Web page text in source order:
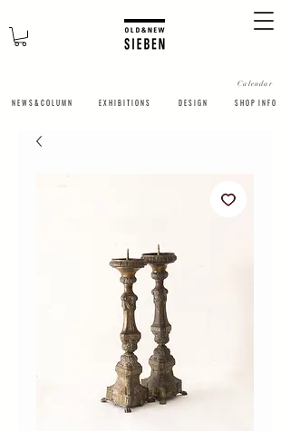
N E W S & C O L U M N
Calendar
​E X H I B I T I O N S D E S I G N S H O P I N F O